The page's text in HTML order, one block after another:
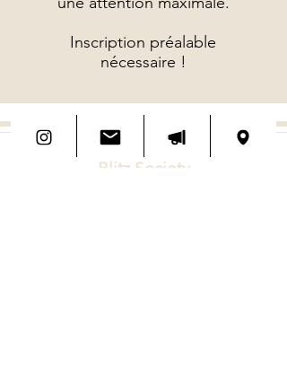
Inscription préalable
nécessaire !
Blitz Society